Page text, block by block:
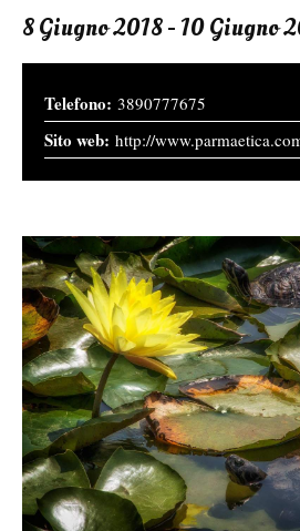
8 Giugno 2018 - 10 Giugno
3890777675
http://